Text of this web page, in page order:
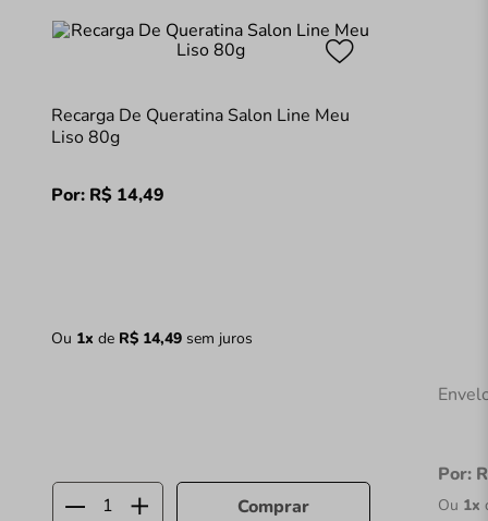
Recarga De Queratina Salon Line Meu
Liso 80g
Por: R$ 14,49
Ou 1x de R$ 14,49sem juros
Comprar
Por:
Ou 1x